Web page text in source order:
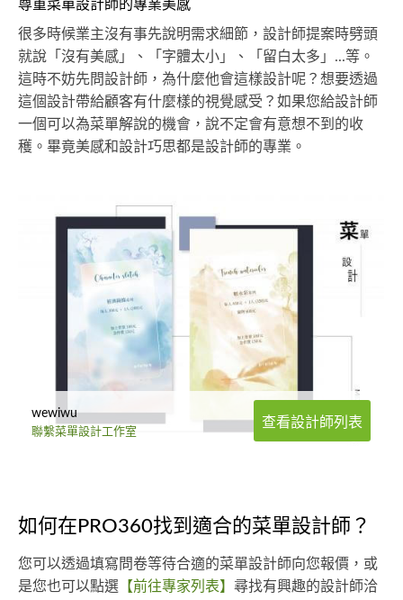
尊重菜單設計師的專業美感
很多時候業主沒有事先說明需求細節，設計師提案時劈頭
就說「沒有美感」、「字體太小」、「留白太多」...等。
這時不妨先問設計師，為什麼他會這樣設計呢？想要透過
這個設計帶給顧客有什麼樣的視覺感受？如果您給設計師
一個可以為菜單解說的機會，說不定會有意想不到的收
穫。畢竟美感和設計巧思都是設計師的專業。
wewiwu
聯繫菜單設計工作室
查看設計師列表
如何在PRO360找到適合的菜單設計師？
您可以透過填寫問卷等待合適的菜單設計師向您報價，或
是您也可以點選 【前往專家列表】 尋找有興趣的設計師洽